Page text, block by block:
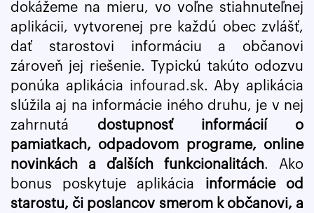
dokážeme na mieru, vo voľne stiahnuteľnej
aplikácii, vytvorenej pre každú obec zvlášť,
dať starostovi informáciu a občanovi
zároveň jej riešenie. Typickú takúto odozvu
ponúka aplikácia infourad.sk. Aby aplikácia
slúžila aj na informácie iného druhu, je v nej
zahrnutá dostupnosť informácií o
pamiatkach, odpadovom programe, online
novinkách a ďalších funkcionalitách. Ako
bonus poskytuje aplikácia informácie od
starostu, či poslancov smerom k občanovi, a